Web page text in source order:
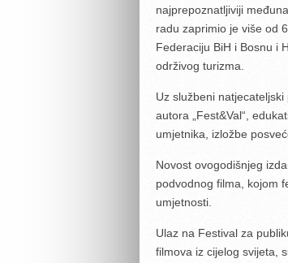
najprepoznatljiviji
radu zaprimio je više od
Federaciju BiH i Bosnu i
održivog turizma.
Uz službeni
autora „Fest&Val“,
umjetnika, izložbe
Novost ovogodišnjeg
podvodnog filma, kojom
umjetnosti.
Ulaz na Festival za
filmova iz cijelog svijeta,